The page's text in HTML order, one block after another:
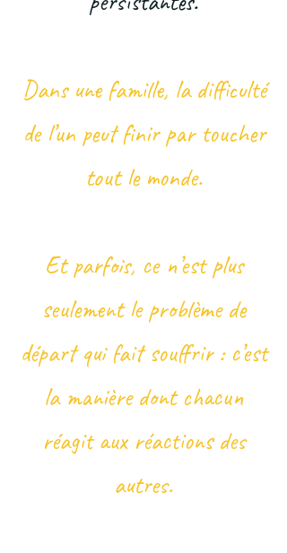
Dans une famille, la difficulté
de l’un peut finir par toucher
tout le monde.
Et parfois, ce n’est plus
seulement le problème de
départ qui fait souffrir : c’est
la manière dont chacun
réagit aux réactions des
autres.